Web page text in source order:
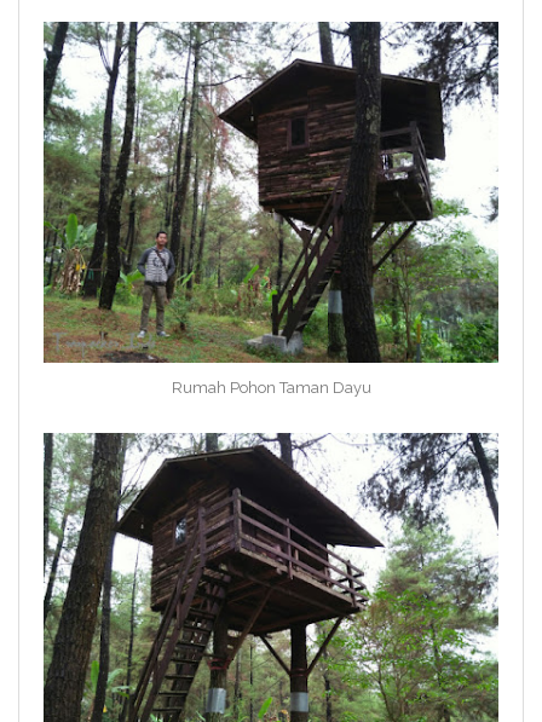
Rumah Pohon Taman Dayu